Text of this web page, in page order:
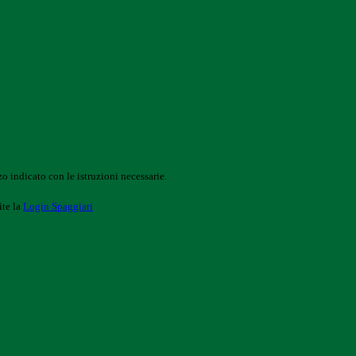
indicato con le istruzioni necessarie.
la Login Spaggiari